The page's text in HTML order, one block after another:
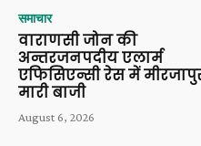
समाचार
वाराणसी जोन की
अन्तरजनपदीय एलार्म
एफिसिएन्सी रेस में
मारी बाजी
August 6, 2026